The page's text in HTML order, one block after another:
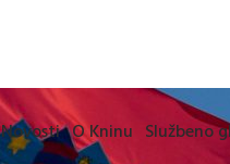
Novosti O Kninu Službeno